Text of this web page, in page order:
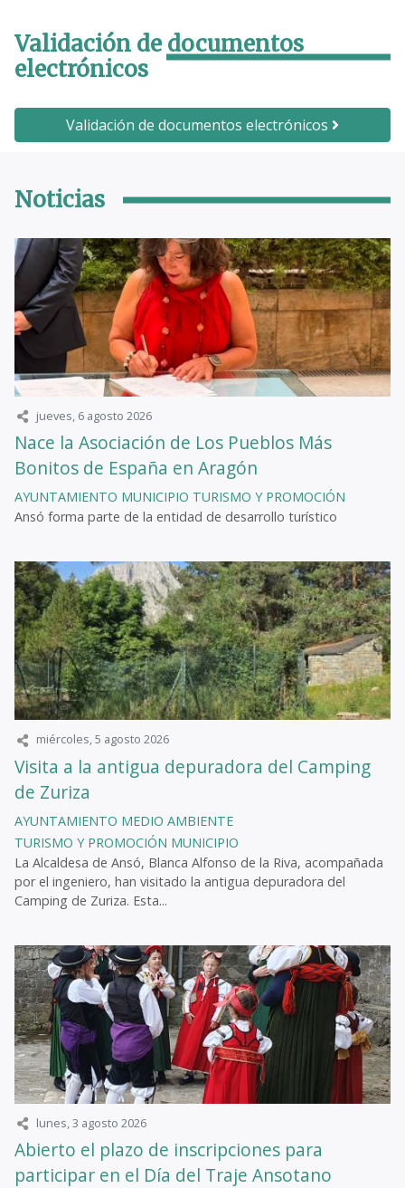
Validación de documentos
electrónicos
Validación de documentos electrónicos
Noticias
jueves, 6 agosto 2026
Nace la Asociación de Los Pueblos Más
Bonitos de España en Aragón
AYUNTAMIENTO MUNICIPIO TURISMO Y PROMOCIÓN
Ansó forma parte de la entidad de desarrollo turístico
miércoles, 5 agosto 2026
Visita a la antigua depuradora del Camping
de Zuriza
AYUNTAMIENTO MEDIO AMBIENTE
TURISMO Y PROMOCIÓN MUNICIPIO
La Alcaldesa de Ansó, Blanca Alfonso de la Riva, acompañada
por el ingeniero, han visitado la antigua depuradora del
Camping de Zuriza. Esta...
lunes, 3 agosto 2026
Abierto el plazo de inscripciones para
participar en el Día del Traje Ansotano